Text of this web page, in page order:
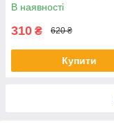
В наявності
310 ₴ 620 ₴
Купити